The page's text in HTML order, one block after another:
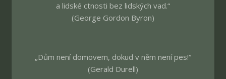
a lidské ctnosti bez lidských vad.“
(George Gordon Byron)
„Dům není domovem, dokud v něm není pes!“
(Gerald Durell)